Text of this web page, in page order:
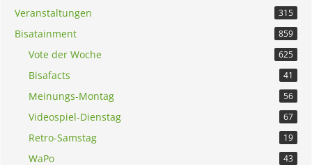
Veranstaltungen 315
Bisatainment 859
Vote der Woche 625
Bisafacts 41
Meinungs-Montag 56
Videospiel-Dienstag 67
Retro-Samstag 19
WaPo 43